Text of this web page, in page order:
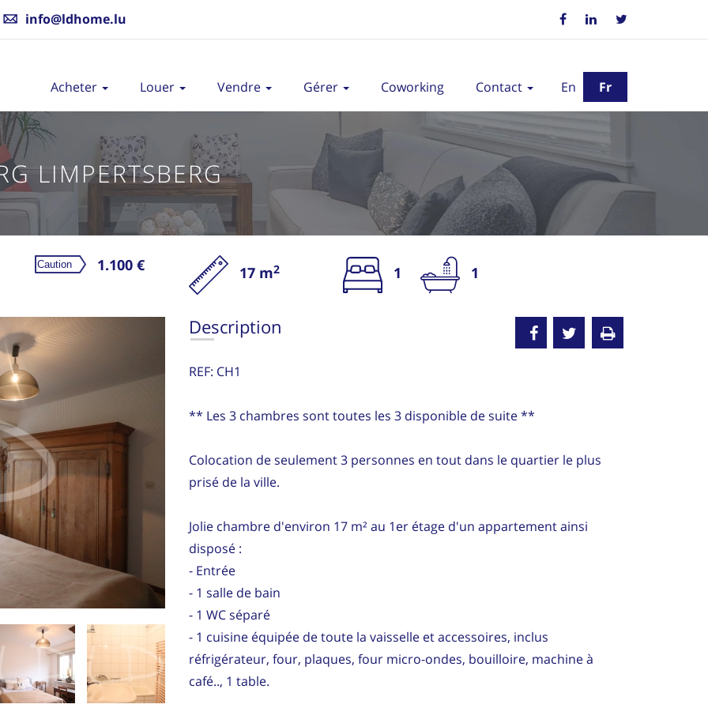
info@ldhome.lu
En Fr
Acheter Louer Vendre Gérer Coworking Contact
LIMPERTSBERG
1.100 € 17 m2 1 1
Loué
Description
REF: CH1
** Les 3 chambres sont toutes les 3 disponible de suite **
Colocation de seulement 3 personnes en tout dans le quartier le plus
prisé de la ville.
Jolie chambre d'environ 17 m² au 1er étage d'un appartement ainsi
disposé :
- Entrée
- 1 salle de bain
- 1 WC séparé
- 1 cuisine équipée de toute la vaisselle et accessoires, inclus
réfrigérateur, four, plaques, four micro-ondes, bouilloire, machine à
café.., 1 table.